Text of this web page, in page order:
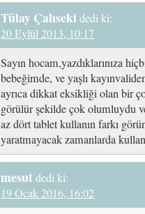
Tülay Çalıseki dedi ki:
20 Eylül 2013, 10:17
Sayın hocam,yazdıklarınıza
bebeğimde, ve yaşlı
ayrıca dikkat eksikliği olan bir
görülür şekilde çok olumluydu
az dört tablet kullanın farkı
yaratmayacak zamanlarda
mesutdedi ki:
19 Ocak 2016, 16:02